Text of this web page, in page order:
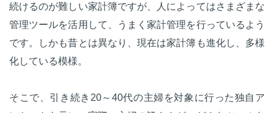
続けるのが難しい家計簿ですが、人によってはさまざまな
管理ツールを活用して、うまく家計管理を行っているよう
です。しかも昔とは異なり、現在は家計簿も進化し、多様
化している模様。
そこで、引き続き20～40代の主婦を対象に行った独自ア